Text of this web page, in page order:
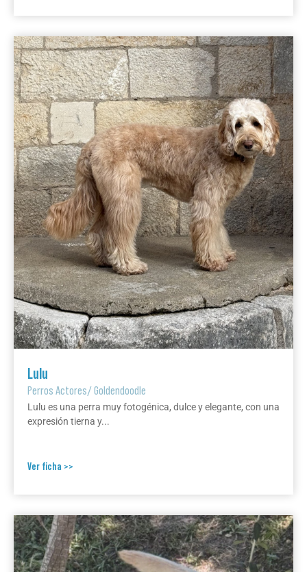
Lulu
Perros Actores/Goldendoodle
Lulu es una perra muy fotogénica, dulce y elegante, con una
expresión tierna y...
Ver ficha >>